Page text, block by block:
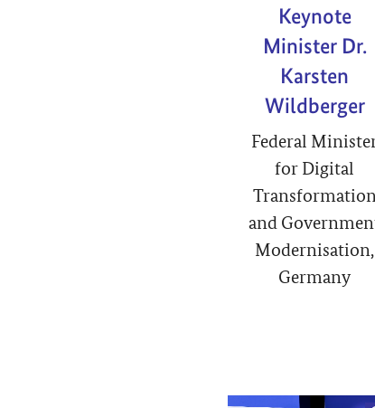
Keynote
Minister Dr.
Karsten
Wildberger
Federal
for Digital
and
Modernisation,
Germany